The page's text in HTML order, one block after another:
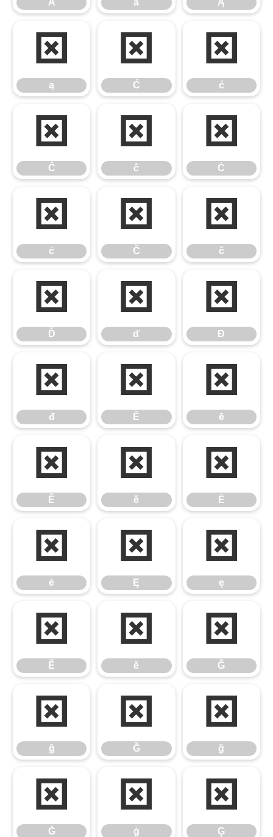
Ă ă Ą
ą
ą
Ć
Ć
ć
ć
Ĉ
Ĉ
ĉ
ĉ
Ċ
Ċ
ċ
ċ
Č
Č
č
č
Ď
Ď
ď
ď
Đ
Đ
đ
đ
Ē
Ē
ē
ē
Ĕ
Ĕ
ĕ
ĕ
Ė
Ė
ė
ė
Ę
Ę
ę
ę
Ě
Ě
ě
ě
Ĝ
Ĝ
ĝ
ĝ
Ğ
Ğ
ğ
ğ
Ġ
Ġ
ġ
ġ
Ģ
Ģ